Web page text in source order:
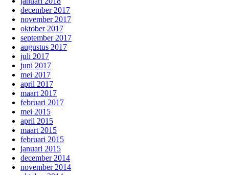
december 2017
november 2017
oktober 2017
september 2017
augustus 2017
juli 2017
juni 2017
mei 2017
april 2017
maart 2017
februari 2017
mei 2015
april 2015
maart 2015
februari 2015
januari 2015
december 2014
november 2014